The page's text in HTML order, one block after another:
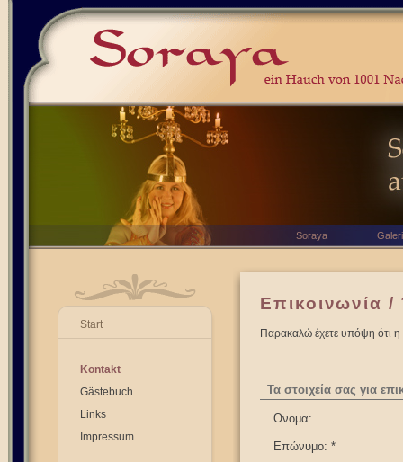
Start
Kontakt
Gästebuch
Links
Impressum
Επικοινωνία
Παρακαλώ έχετε υπόψη ότι η
Τα στοιχεία σας για
Ονομα:
Επώνυμο: *
Soraya